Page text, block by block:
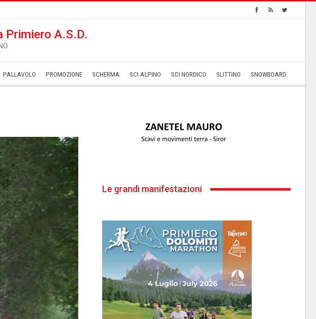
Primiero A.S.D.
PALLAVOLO ­PROMOZIONE SCHERMA SCI ALPINO SCI NORDICO SLITTINO SNOWBOARD
Le grandi manifestazioni